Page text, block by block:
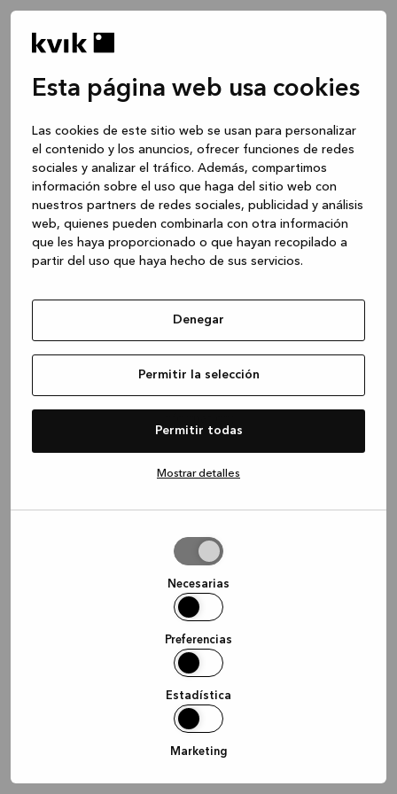
Esta página web usa cookies
Las cookies de este sitio web se usan para personalizar
el contenido y los anuncios, ofrecer funciones de redes
sociales y analizar el tráfico. Además, compartimos
información sobre el uso que haga del sitio web con
nuestros partners de redes sociales, publicidad y análisis
web, quienes pueden combinarla con otra información
que les haya proporcionado o que hayan recopilado a
partir del uso que haya hecho de sus servicios.
Denegar
Permitir la selección
Permitir todas
Mostrar detalles
Necesarias
Preferencias
Estadística
Marketing
Application error: a client-side exception has occurred
loadingwww.kvik.es (see the browser console for more